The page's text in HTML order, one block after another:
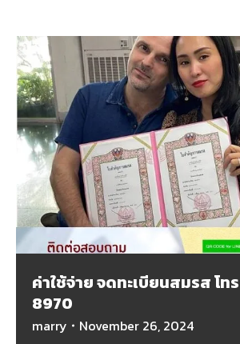
ค่าใช้จ่าย จดทะเบียนสมรส โ
8970
marry November 26, 2024